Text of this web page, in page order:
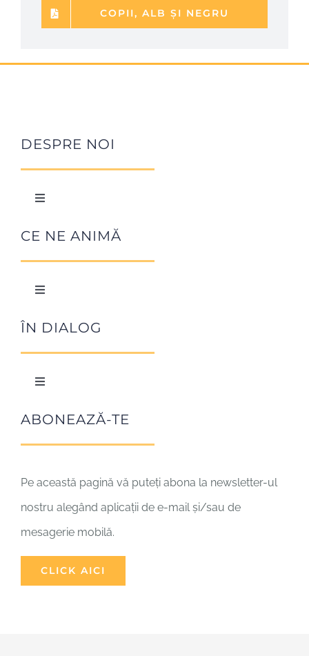
COPII, ALB ȘI NEGRU
DESPRE NOI
Toggle
Istoric Focolare
Cofondatori
CE NE ANIMĂ
Toggle
Arta de a iubi
Împărtășirea
ÎN DIALOG
Toggle
Biserica – comuniune
Dialogul între religii
Amici
ABONEAZĂ-TE
Pe această pagină vă puteți abona la newsletter-ul
nostru alegând aplicații de e-mail și/sau de
mesagerie mobilă.
CLICK AICI